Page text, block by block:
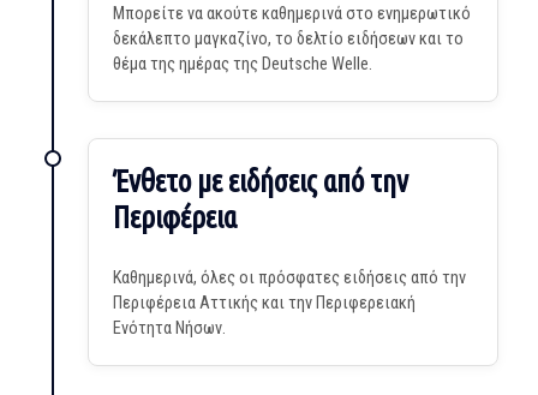
Μπορείτε να ακούτε καθημερινά στο ενημερωτικό
δεκάλεπτο μαγκαζίνο, το δελτίο ειδήσεων και το
θέμα της ημέρας της Deutsche Welle.
Ένθετο με ειδήσεις από την
Περιφέρεια
Καθημερινά, όλες οι πρόσφατες ειδήσεις από την
Περιφέρεια Αττικής και την Περιφερειακή
Ενότητα Νήσων.